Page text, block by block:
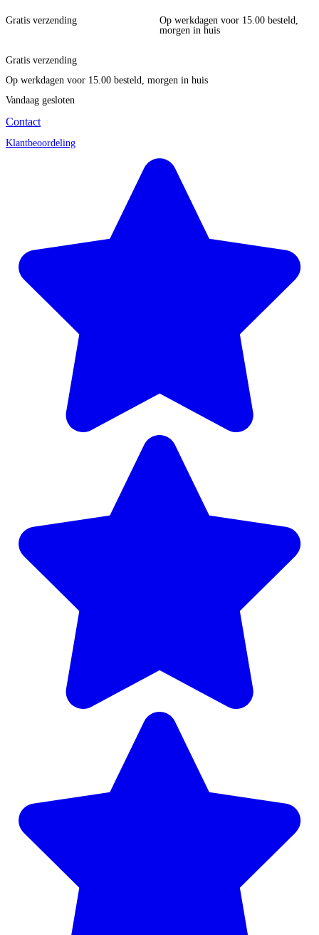
Gratis verzending
Op werkdagen voor 15.00 besteld,
morgen in huis
Gratis verzending
Op werkdagen voor 15.00 besteld, morgen in huis
Vandaag gesloten
Contact
Klantbeoordeling